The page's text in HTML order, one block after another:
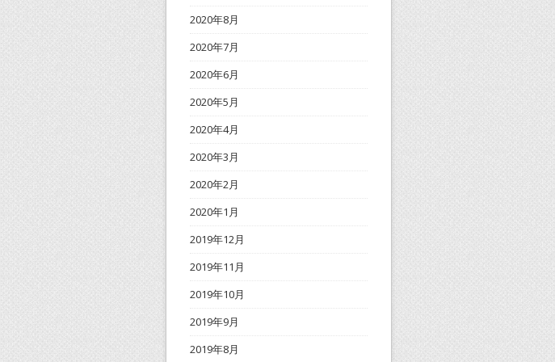
2020年8月
2020年7月
2020年6月
2020年5月
2020年4月
2020年3月
2020年2月
2020年1月
2019年12月
2019年11月
2019年10月
2019年9月
2019年8月